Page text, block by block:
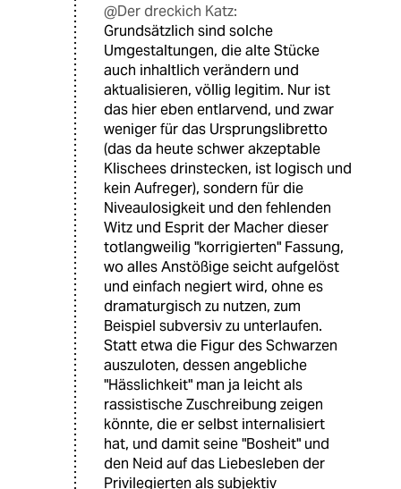
@Der dreckich Katz:
Grundsätzlich sind solche
Umgestaltungen, die alte Stücke
auch inhaltlich verändern und
aktualisieren, völlig legitim. Nur ist
das hier eben entlarvend, und zwar
weniger für das Ursprungslibretto
(das da heute schwer akzeptable
Klischees drinstecken, ist logisch und
kein Aufreger), sondern für die
Niveaulosigkeit und den fehlenden
Witz und Esprit der Macher dieser
totlangweilig "korrigierten" Fassung,
wo alles Anstößige seicht aufgelöst
und einfach negiert wird, ohne es
dramaturgisch zu nutzen, zum
Beispiel subversiv zu unterlaufen.
Statt etwa die Figur des Schwarzen
auszuloten, dessen angebliche
"Hässlichkeit" man ja leicht als
rassistische Zuschreibung zeigen
könnte, die er selbst internalisiert
hat, und damit seine "Bosheit" und
den Neid auf das Liebesleben der
Privilegierten als subjektiv